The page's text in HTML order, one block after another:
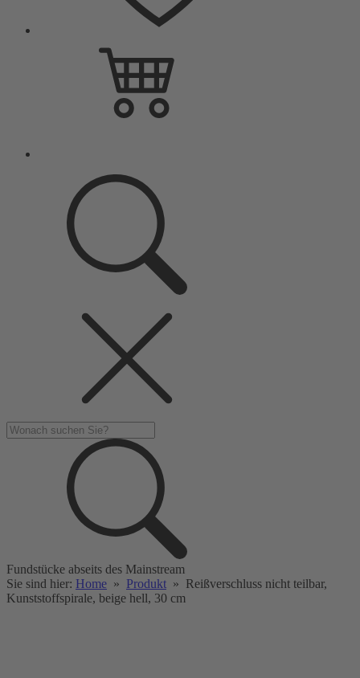
Fundstücke abseits des Mainstream
Sie sind hier: Home » Produkt » Reißverschluss nicht teilbar,
Kunststoffspirale, beige hell, 30 cm